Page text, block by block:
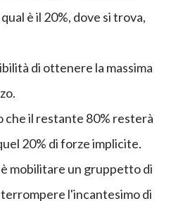
è il 20%, dove si trova,
di ottenere la massima
che il restante 80% resterà
l 20% di forze implicite.
mobilitare un gruppetto di
l'incantesimo di